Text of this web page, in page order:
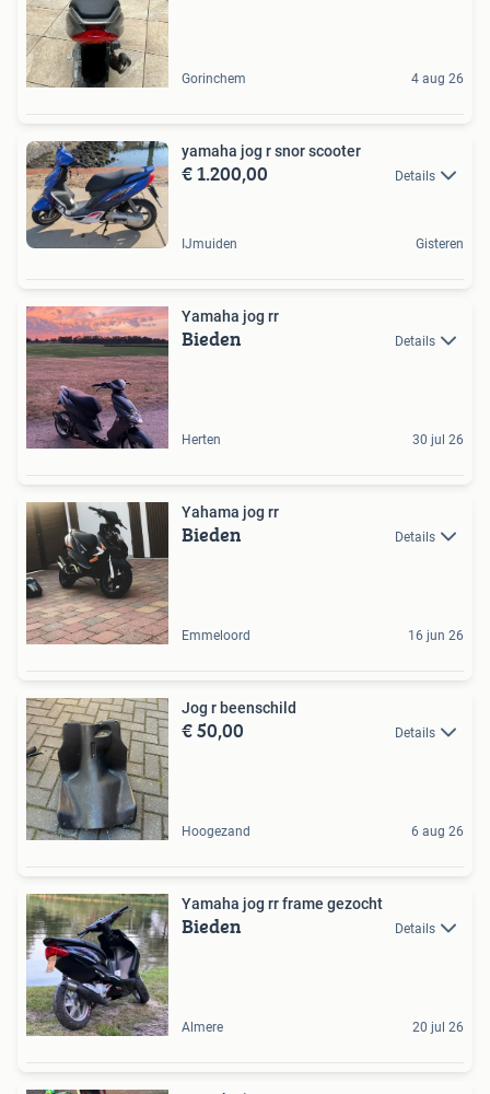
Gorinchem 4 aug 26
yamaha jog r snor scooter
€ 1.200,00 Details
IJmuiden Gisteren
Yamaha jog rr
Bieden Details
Herten 30 jul 26
Yahama jog rr
Bieden Details
Emmeloord 16 jun 26
Jog r beenschild
€ 50,00 Details
Hoogezand 6 aug 26
Yamaha jog rr frame gezocht
Bieden Details
Almere 20 jul 26